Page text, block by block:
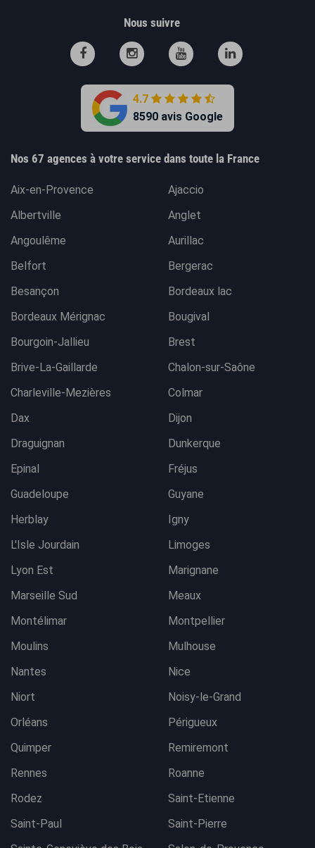
Nous suivre
4.7
8590 avis Google
Nos 67 agences à votre service dans toute la France
Aix-en-Provence
Ajaccio
Albertville
Anglet
Angoulême
Aurillac
Belfort
Bergerac
Besançon
Bordeaux lac
Bordeaux Mérignac
Bougival
Bourgoin-Jallieu
Brest
Brive-La-Gaillarde
Chalon-sur-Saône
Charleville-Mezières
Colmar
Dax
Dijon
Draguignan
Dunkerque
Epinal
Fréjus
Guadeloupe
Guyane
Herblay
Igny
L'Isle Jourdain
Limoges
Lyon Est
Marignane
Marseille Sud
Meaux
Montélimar
Montpellier
Moulins
Mulhouse
Nantes
Nice
Niort
Noisy-le-Grand
Orléans
Périgueux
Quimper
Remiremont
Rennes
Roanne
Rodez
Saint-Etienne
Saint-Paul
Saint-Pierre